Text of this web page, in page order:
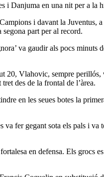
i Danjuma en una nit per a la
i davant la
part per al record.
va gaudir als pocs
Vlahovic, sempre
des de la frontal de l’àrea.
en les seues botes la
fer gegant sota els pals i
en defensa. Els